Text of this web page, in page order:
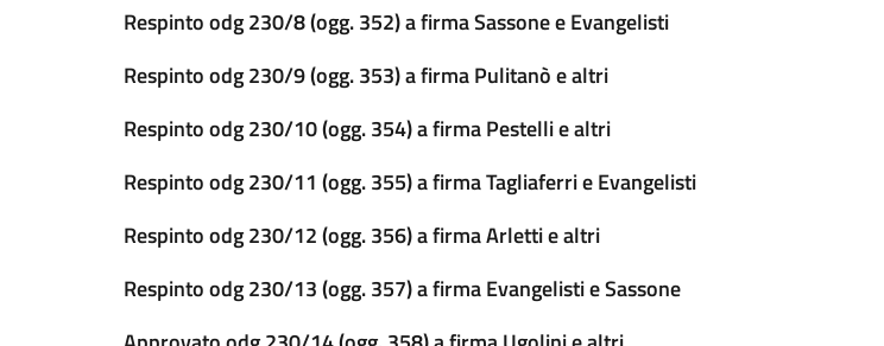
Respinto odg 230/8 (ogg. 352) a firma Sassone e Evangelisti
Respinto odg 230/9 (ogg. 353) a firma Pulitanò e altri
Respinto odg 230/10 (ogg. 354) a firma Pestelli e altri
Respinto odg 230/11 (ogg. 355) a firma Tagliaferri e Evangelisti
Respinto odg 230/12 (ogg. 356) a firma Arletti e altri
Respinto odg 230/13 (ogg. 357) a firma Evangelisti e Sassone